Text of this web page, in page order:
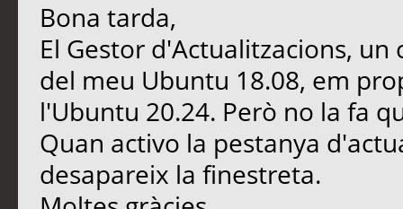
Bona tarda,
El Gestor d'Actualitzacions,
del meu Ubuntu 18.08, em
l'Ubuntu 20.24. Però no la fa
Quan activo la pestanya
desapareix la finestreta.